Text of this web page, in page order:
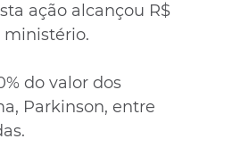
ação alcançou R$
ministério.
do valor dos
Parkinson, entre